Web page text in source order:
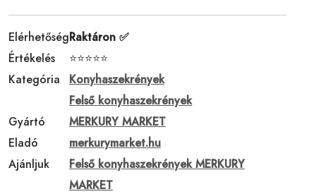
ElérhetőségRaktáron ✅
Értékelés
⭐⭐⭐⭐⭐
Kategória
Konyhaszekrények
Felső konyhaszekrények
Gyártó
MERKURY MARKET
Eladó
merkurymarket.hu
Ajánljuk
Felső konyhaszekrények MERKURY
MARKET